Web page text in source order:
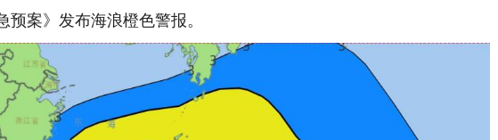
案》发布海浪橙色警报。